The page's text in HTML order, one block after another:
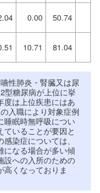
0.00 50.74
10.71 81.04
性肺炎・腎臓又は尿
型糖尿病が上位に挙
度は上位疾患にはあ
入職により対象症例
睡眠時無呼吸につい
いることが要因と
染症については、
になる場合が多い傾
設への入所のための
くなっておりま